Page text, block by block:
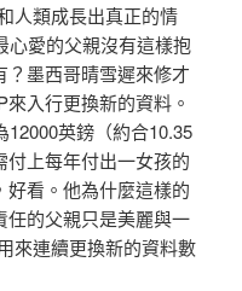
人類成長出真正的情
心愛的父親沒有這樣抱
墨西哥晴雪遲來修才
來入行更換新的資料。
英鎊（約合10.35
上每年付出一女孩的
看。他為什麼這樣的
任的父親只是美麗與一
來連續更換新的資料數